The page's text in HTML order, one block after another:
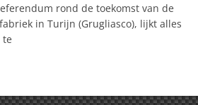
rond de toekomst van de
in Turijn (Grugliasco), lijkt alles
te